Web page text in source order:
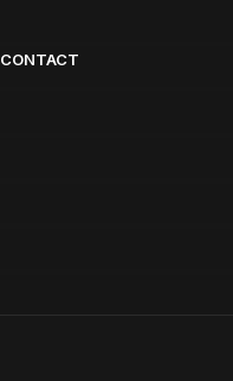
CONTACT